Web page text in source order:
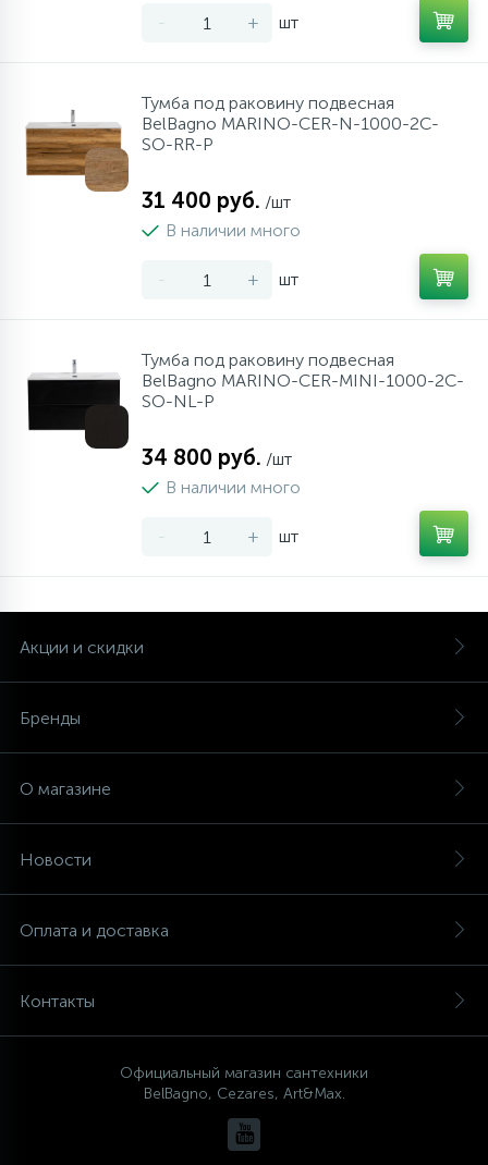
- + шт
Тумба под раковину подвесная
BelBagno MARINO-CER-N-1000-2C-
SO-RR-P
31 400 руб. /шт
В наличии много
- + шт
Тумба под раковину подвесная
BelBagno MARINO-CER-MINI-1000-2C-
SO-NL-P
34 800 руб. /шт
В наличии много
- + шт
Акции и скидки
Бренды
О магазине
Новости
Оплата и доставка
Контакты
Официальный магазин сантехники
BelBagno, Cezares, Art&Max.